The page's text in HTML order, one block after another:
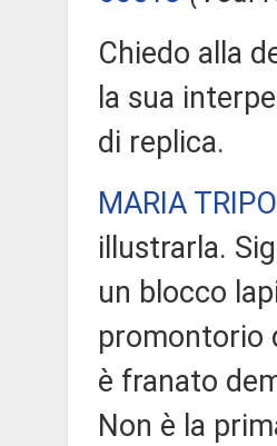
Chiedo alla
la sua
di replica.
MARIA
illustrarla.
un blocco
promontorio
è franato
Non è la